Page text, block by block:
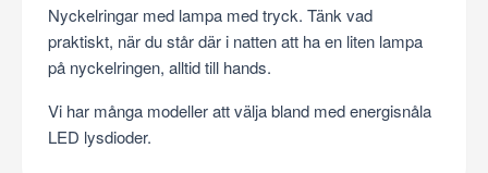
Nyckelringar med lampa med tryck. Tänk vad
praktiskt, när du står där i natten att ha en liten lampa
på nyckelringen, alltid till hands.
Vi har många modeller att välja bland med energisnåla
LED lysdioder.